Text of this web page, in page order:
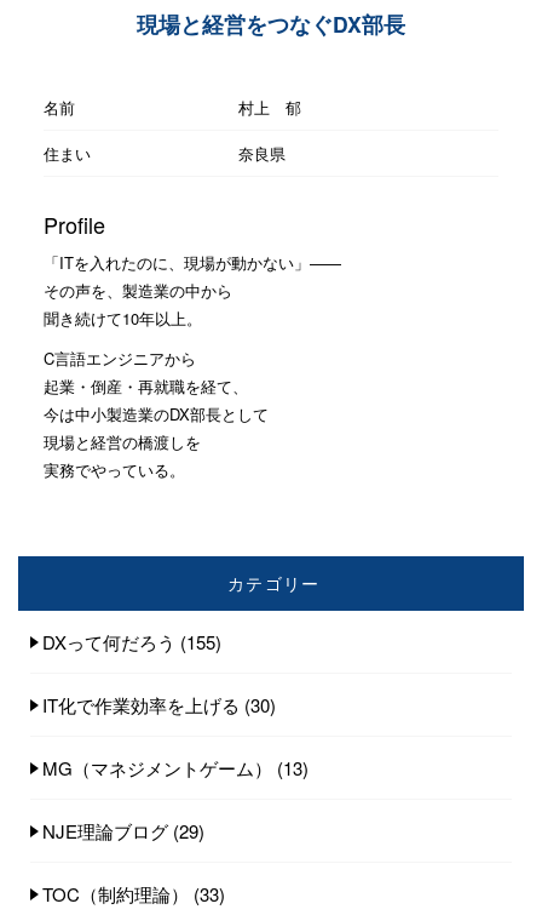
現場と経営をつなぐDX部長
名前
村上 郁
住まい
奈良県
Profile
「ITを入れたのに、現場が動かない」——
その声を、製造業の中から
聞き続けて10年以上。
C言語エンジニアから
起業・倒産・再就職を経て、
今は中小製造業のDX部長として
現場と経営の橋渡しを
実務でやっている。
カテゴリー
DXって何だろう (155)
IT化で作業効率を上げる (30)
MG（マネジメントゲーム） (13)
NJE理論ブログ (29)
TOC（制約理論） (33)